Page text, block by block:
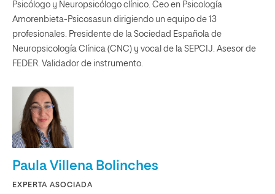
Psicólogo y Neuropsicólogo clínico. Ceo en Psicología
Amorenbieta-Psicosasun dirigiendo un equipo de 13
profesionales. Presidente de la Sociedad Española de
Neuropsicología Clínica (CNC) y vocal de la SEPCIJ. Asesor de
FEDER. Validador de instrumento.
Paula Villena Bolinches
EXPERTA ASOCIADA